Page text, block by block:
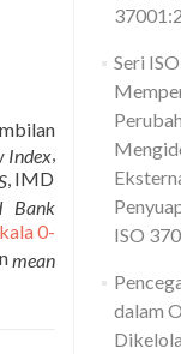
Index,
, IMD
Bank
0-
mean
Seri
ISO
dalam